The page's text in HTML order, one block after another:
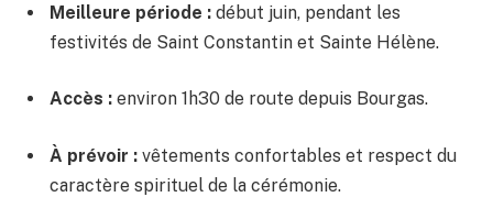
Meilleure période : début juin, pendant les
festivités de Saint Constantin et Sainte Hélène.
Accès : environ 1h30 de route depuis Bourgas.
À prévoir : vêtements confortables et respect du
caractère spirituel de la cérémonie.